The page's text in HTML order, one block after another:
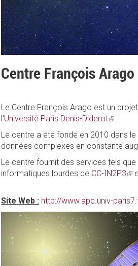
Centre François Arago
Le Centre François Arago est un
l'Université Paris Denis-Diderot(link
Le centre a été fondé en 2010 dans
données complexes en constante
Le centre fournit des services tels
informatiques lourdes de CC-IN2P3
Site Web : http://www.apc.univ-